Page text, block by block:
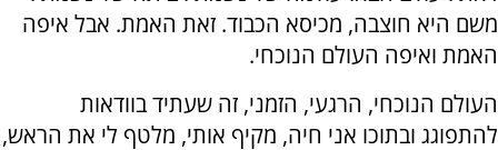
משם היא חוצבה, מכיסא הכבוד. זאת האמת. אבל איפה
האמת ואיפה העולם הנוכחי.
העולם הנוכחי, הרגעי, הזמני, זה שעתיד בוודאות
להתפוגג ובתוכו אני חיה, מקיף אותי, מלטף לי את הראש,